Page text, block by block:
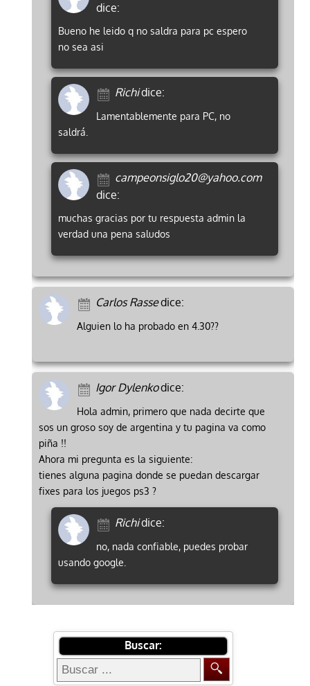
dice:
Bueno he leido q no saldra para pc espero
no sea asi
Richidice:
Lamentablemente para PC, no
saldrá.
campeonsiglo20@yahoo.com
dice:
muchas gracias por tu respuesta admin la
verdad una pena saludos
Carlos Rassedice:
Alguien lo ha probado en 4.30??
Igor Dylenkodice:
Hola admin, primero que nada decirte que
sos un groso soy de argentina y tu pagina va como
piña !!
Ahora mi pregunta es la siguiente:
tienes alguna pagina donde se puedan descargar
fixes para los juegos ps3 ?
Richidice:
no, nada confiable, puedes probar
usando google.
Buscar: